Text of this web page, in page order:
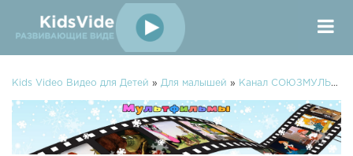
Kids Video Видео для Детей » Для малышей » Канал СОЮЗМУЛЬТФИЛЬМЫ